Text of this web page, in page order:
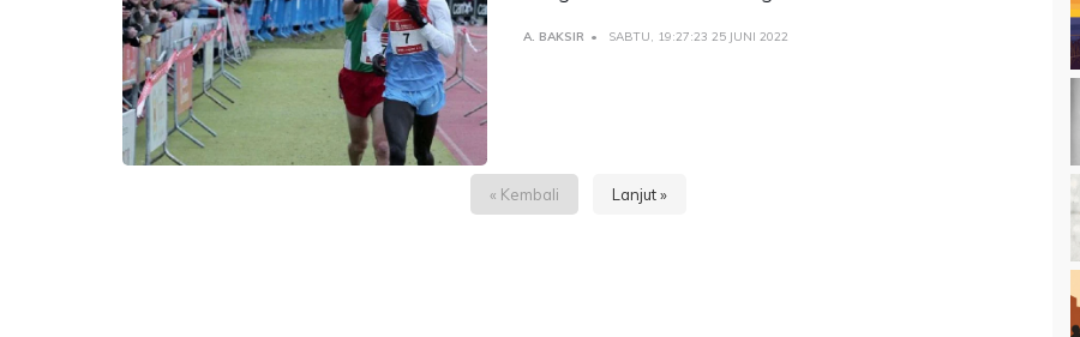
A. BAKSIR SABTU, 19:27:23 25 JUNI 2022
« Kembali Lanjut »